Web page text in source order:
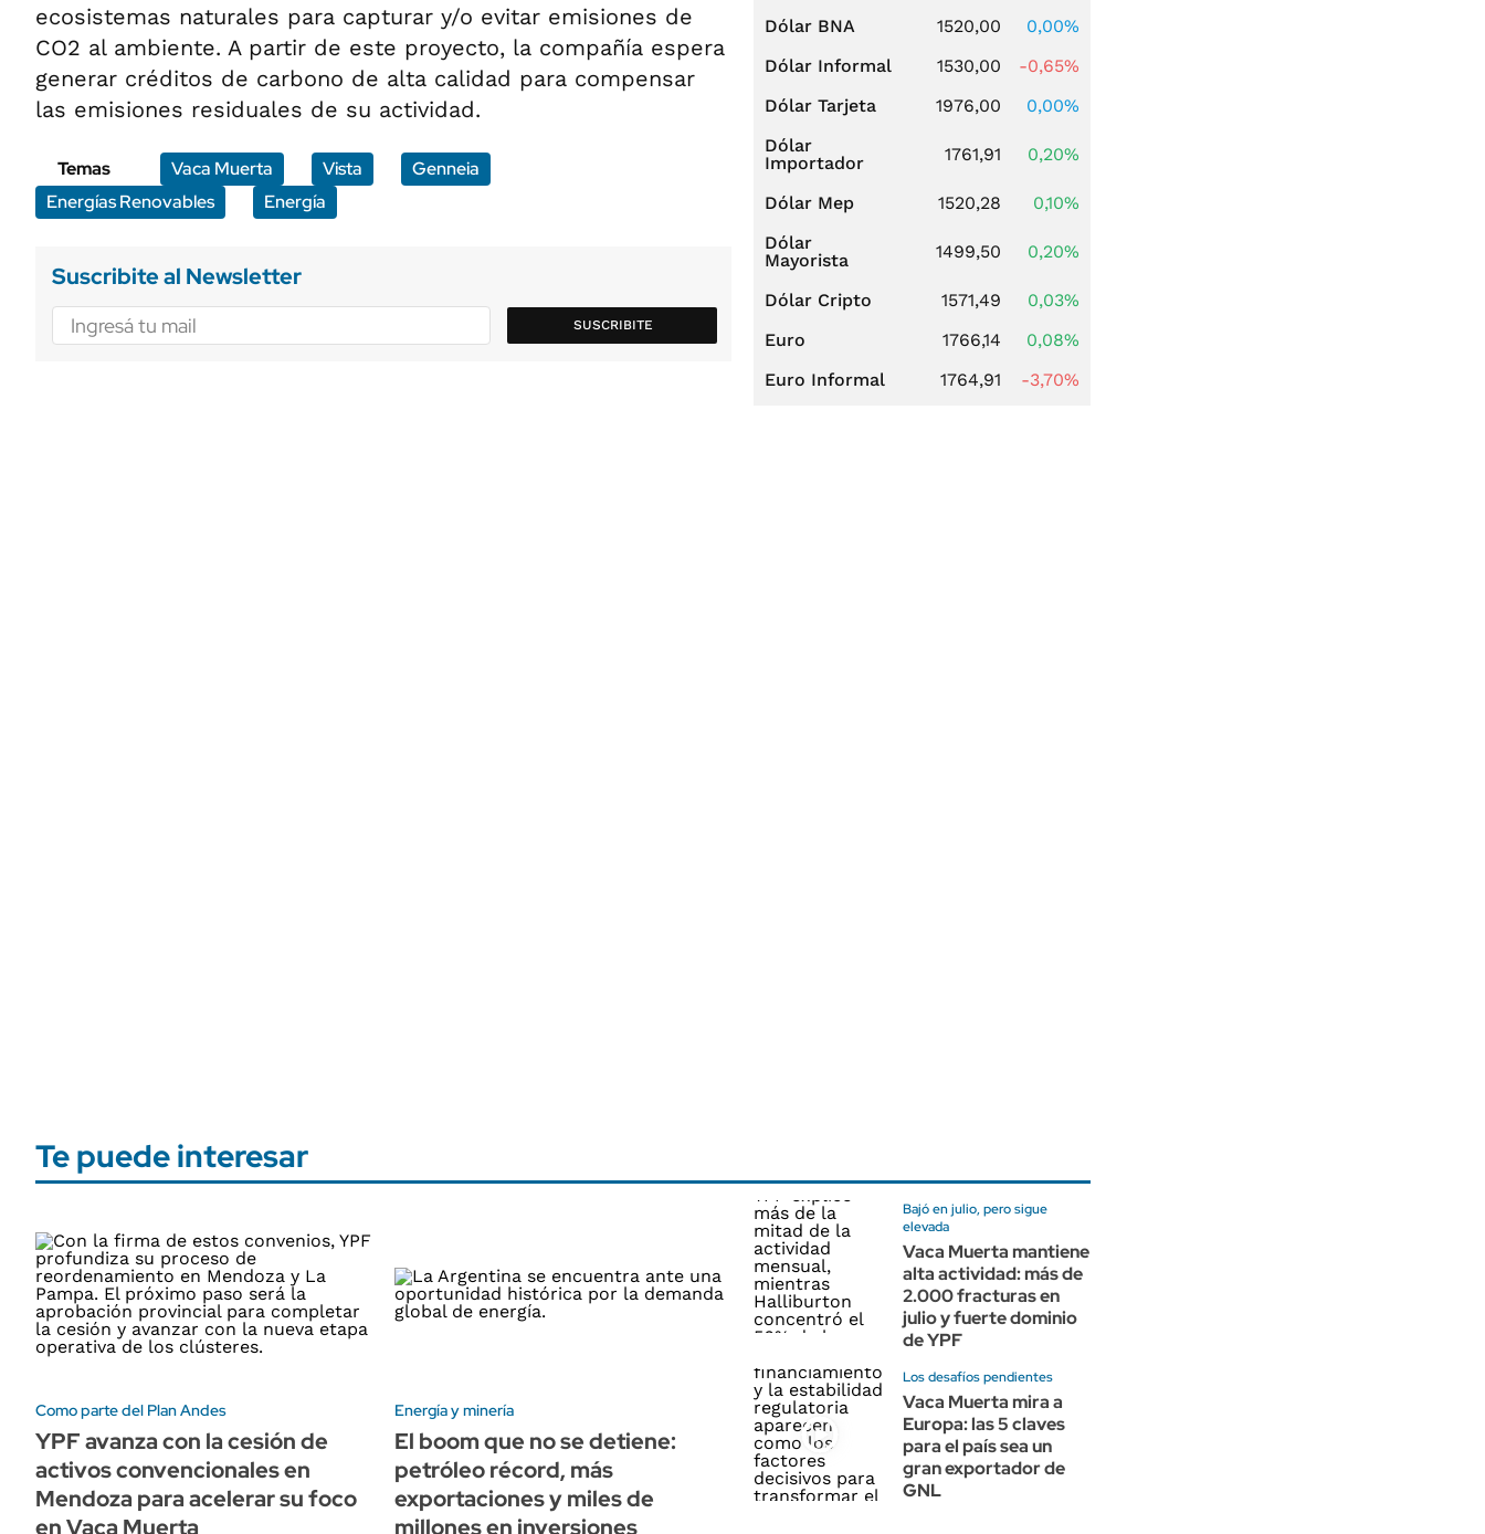
ecosistemas naturales para capturar y/o evitar emisiones de
CO2 al ambiente. A partir de este proyecto, la compañía espera
generar créditos de carbono de alta calidad para compensar
las emisiones residuales de su actividad.
Temas Vaca Muerta Vista
Genneia
Energías Renovables
Energía
Suscribite al Newsletter
SUSCRIBITE
Dólar BNA 1520,00
0,00%
Dólar Informal
1530,00
-0,65%
Dólar Tarjeta
1976,00
0,00%
Dólar
Importador
1761,91 0,20%
Dólar Mep 1520,28
0,10%
Dólar
Mayorista
1499,50 0,20%
Dólar Cripto 1571,49
0,03%
Euro
1766,14
0,08%
Euro Informal
1764,91 -3,70%
Te puede interesar
Como parte del Plan Andes
YPF avanza con la cesión de
activos convencionales en
Mendoza para acelerar su foco
en Vaca Muerta
Energía y minería
El boom que no se detiene:
petróleo récord, más
exportaciones y miles de
millones en inversiones
Bajó en julio, pero sigue
elevada
Vaca Muerta mantiene
alta actividad: más de
2.000 fracturas en
julio y fuerte dominio
de YPF
Los desafíos pendientes
Vaca Muerta mira a
Europa: las 5 claves
para el país sea un
gran exportador de
GNL